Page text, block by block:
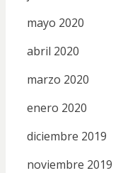
mayo 2020
abril 2020
marzo 2020
enero 2020
diciembre 2019
noviembre 2019